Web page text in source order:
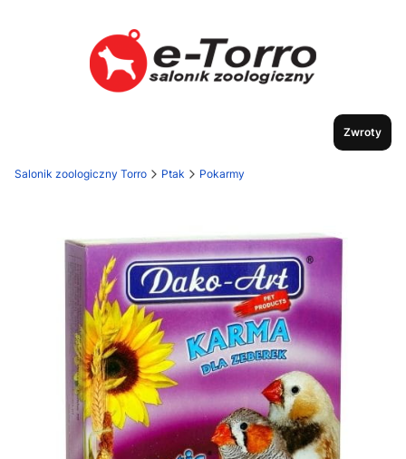
Zwroty
Salonik zoologiczny Torro Ptak Pokarmy